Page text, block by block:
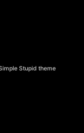
Stupid theme